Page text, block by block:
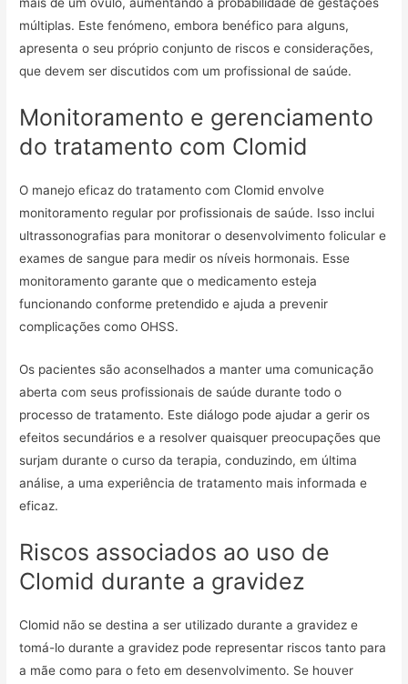
mais de um óvulo, aumentando a probabilidade de gestações
múltiplas. Este fenómeno, embora benéfico para alguns,
apresenta o seu próprio conjunto de riscos e considerações,
que devem ser discutidos com um profissional de saúde.
Monitoramento e gerenciamento
do tratamento com Clomid
O manejo eficaz do tratamento com Clomid envolve
monitoramento regular por profissionais de saúde. Isso inclui
ultrassonografias para monitorar o desenvolvimento folicular e
exames de sangue para medir os níveis hormonais. Esse
monitoramento garante que o medicamento esteja
funcionando conforme pretendido e ajuda a prevenir
complicações como OHSS.
Os pacientes são aconselhados a manter uma comunicação
aberta com seus profissionais de saúde durante todo o
processo de tratamento. Este diálogo pode ajudar a gerir os
efeitos secundários e a resolver quaisquer preocupações que
surjam durante o curso da terapia, conduzindo, em última
análise, a uma experiência de tratamento mais informada e
eficaz.
Riscos associados ao uso de
Clomid durante a gravidez
Clomid não se destina a ser utilizado durante a gravidez e
tomá-lo durante a gravidez pode representar riscos tanto para
a mãe como para o feto em desenvolvimento. Se houver